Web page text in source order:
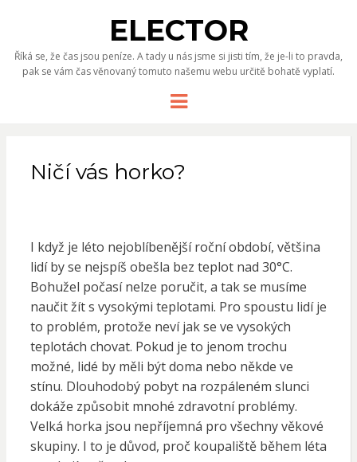
ELECTOR
Říká se, že čas jsou peníze. A tady u nás jsme si jisti tím, že je-li to pravda,
pak se vám čas věnovaný tomuto našemu webu určitě bohatě vyplatí.
Menu
Ničí vás horko?
I když je léto nejoblíbenější roční období, většina
lidí by se nejspíš obešla bez teplot nad 30°C.
Bohužel počasí nelze poručit, a tak se musíme
naučit žít s vysokými teplotami. Pro spoustu lidí je
to problém, protože neví jak se ve vysokých
teplotách chovat. Pokud je to jenom trochu
možné, lidé by měli být doma nebo někde ve
stínu. Dlouhodobý pobyt na rozpáleném slunci
dokáže způsobit mnohé zdravotní problémy.
Velká horka jsou nepříjemná pro všechny věkové
skupiny. I to je důvod, proč koupaliště během léta